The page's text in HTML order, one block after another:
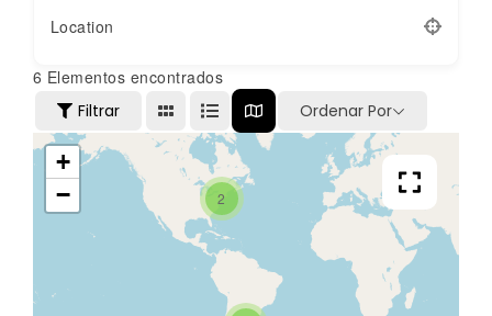
Location
6 Elementos encontrados
Filtrar
Ordenar Por
2
+
−